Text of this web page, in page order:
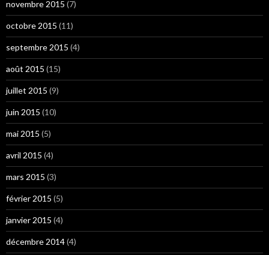
novembre 2015 (7)
octobre 2015 (11)
septembre 2015 (4)
août 2015 (15)
juillet 2015 (9)
juin 2015 (10)
mai 2015 (5)
avril 2015 (4)
mars 2015 (3)
février 2015 (5)
janvier 2015 (4)
décembre 2014(4)